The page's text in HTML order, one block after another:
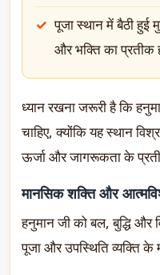
पूजा स्थान में बैठी हुई
और भक्ति का प्रतीक
ध्यान रखना जरूरी है कि
चाहिए, क्योंकि यह स्थान
ऊर्जा और जागरूकता के
मानसिक शक्ति और
हनुमान जी को बल, बुद्धि और
पूजा और उपस्थिति व्यक्ति